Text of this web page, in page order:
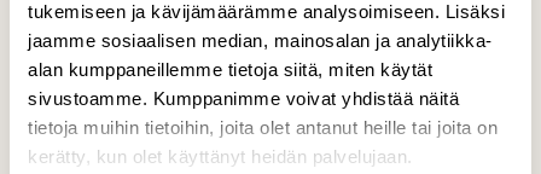
tukemiseen ja kävijämäärämme analysoimiseen. Lisäksi
jaamme sosiaalisen median, mainosalan ja analytiikka-
alan kumppaneillemme tietoja siitä, miten käytät
sivustoamme. Kumppanimme voivat yhdistää näitä
tietoja muihin tietoihin, joita olet antanut heille tai joita on
kerätty, kun olet käyttänyt heidän palvelujaan.
Kevään iloja
Kyllä on ihanaa kun tämän lajin sattuu
näkemään, ja vieläpä näin varhain keväällä.